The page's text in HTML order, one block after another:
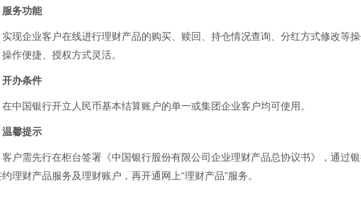
服务功能
实现企业客户在线进行理财产品的购买、赎回、持仓情况查询、分红方式修改等
作便捷、授权方式灵活。
开办条件
在中国银行开立人民币基本结算账户的单一或集团企业客户均可使用。
温馨提示
客户需先行在柜台签署《中国银行股份有限公司企业理财产品总协议书》，通过
理财产品服务及理财账户，再开通网上“理财产品”服务。